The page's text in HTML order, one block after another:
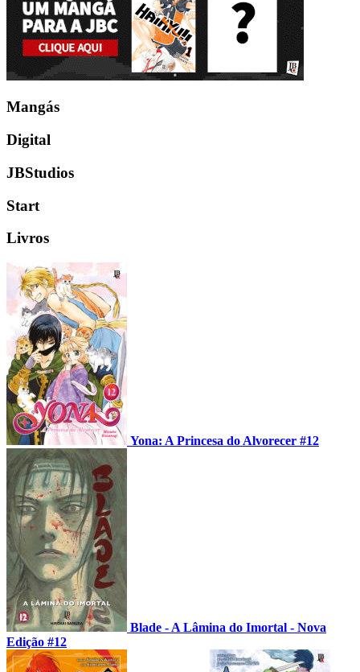
Mangás
Digital
JBStudios
Start
Livros
Yona: A Princesa do Alvorecer #12
Blade - A Lâmina do Imortal - Nova
Edição #12